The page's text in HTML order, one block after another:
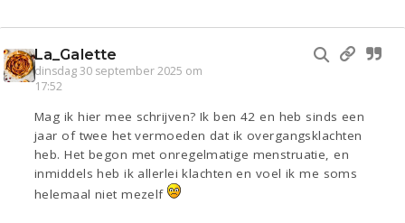
La_Galette
dinsdag 30 september 2025 om
17:52
Mag ik hier mee schrijven? Ik ben 42 en heb sinds een
jaar of twee het vermoeden dat ik overgangsklachten
heb. Het begon met onregelmatige menstruatie, en
inmiddels heb ik allerlei klachten en voel ik me soms
helemaal niet mezelf